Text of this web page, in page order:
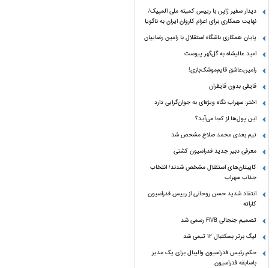
دیدار سفیر ژاپن با رییس کمیته ملی المپیک/
نهایت همکاری برای اعزام کاروان ایران به ناگویا
پایان همکاری باشگاه استقلال با رامین رضاییان
امید عالیشاه به گل‌گهر پیوست
رامین،عاشق قایم‌موشک‌بازی!
قایقی بدون قایقران
اختر: سهراب نگاه ویژه‌ای به جوان‌گرایی دارد
این پول‌ها از کجا می‌آید؟
تیم بعدی محمد صلاح مشخص شد
معرفی دبیر جدید فدراسیون کشتی
کاپیتان‌های استقلال مشخص شدند/ انتخاب
جذاب سهراب
انتقاد شدید حسن روحانی از رییس فدراسیون
کاراته
تصمیم جنجالی FIVB رسمی شد
لیگ برتر بسکتبال ۱۲ تیمی شد
حکم رئیس فدراسیون والیبال برای یک مدیر
باسابقه فدراسیون